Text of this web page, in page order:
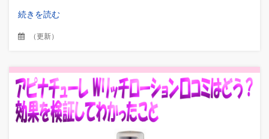
続きを読む
（更新）